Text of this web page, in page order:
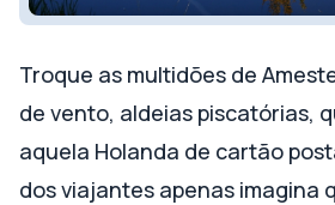
Troque as multidões de
de vento, aldeias piscatórias,
aquela Holanda de cartão
dos viajantes apenas imagina